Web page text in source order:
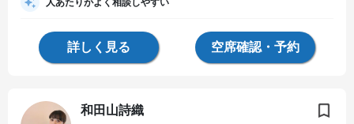
人あたりがよく相談しやすい
詳しく見る 空席確認・予約
和田山詩織